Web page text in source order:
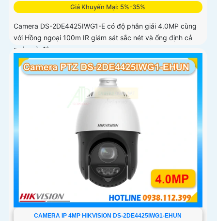
Giá Khuyến Mại: 5%-35%
Camera DS-2DE4425IWG1-E có độ phân giải 4.0MP cùng
với Hồng ngoại 100m IR giám sát sắc nét và ổng định cả
ngày và đêm
CAMERA IP 4MP HIKVISION DS-2DE4425IWG1-EHUN